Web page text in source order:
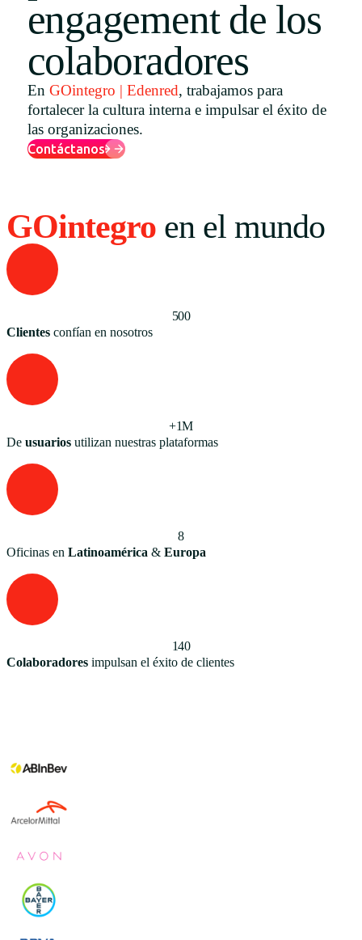
Uruguay
Español
English
engagement de los
colaboradores
En GOintegro | Edenred, trabajamos para
fortalecer la cultura interna e impulsar el éxito de
las organizaciones.
Contáctanos
GOintegro en el mundo
500
Clientes confían en nosotros
+1M
De usuarios utilizan nuestras plataformas
8
Oficinas en Latinoamérica & Europa
140
Colaboradores impulsan el éxito de clientes